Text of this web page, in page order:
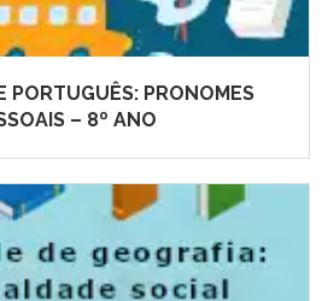
PORTUGUÊS: PRONOMES
– 8º ANO